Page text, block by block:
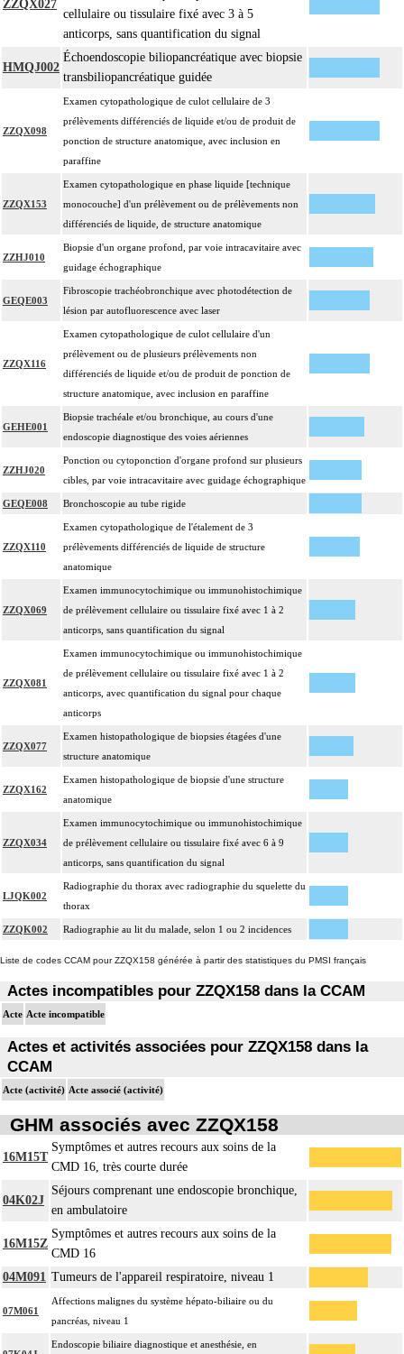
sans safran, avec ou sans photographie, l'interprétation, les éventuels
Avec ou sans : coloration spéciale
coupes sériées
empreinte par apposition cellulaire
écrasis cellulaire
Facturation :
un seul acte peut être facturé que l'exérèse soit monobloc ou en fragments non
différenciés par le préleveur, partielle ou totale, pour chaque structure
anatomique
Par organe profond, on entend : tout organe ou toute structure non vasculaire,
de localisation intrathoracique ou intraabdominale.
17
Par organe superficiel, on entend : tout organe ou toute structure non
vasculaire, en dehors de ces localisations.
17
Par cible, on entend : lésion individualisée à prélever, quel que soit le nombre
de ponctions ou de biopsies effectuées à son niveau.
ZZQX027
cellulaire ou tissulaire fixé avec 3 à 5
anticorps, sans quantification du signal
HMQJ002
Échoendoscopie biliopancréatique avec biopsie
transbiliopancréatique guidée
ZZQX098
Examen cytopathologique de culot cellulaire de 3
prélèvements différenciés de liquide et/ou de produit de
ponction de structure anatomique, avec inclusion en
paraffine
ZZQX153
Examen cytopathologique en phase liquide [technique
monocouche] d'un prélèvement ou de prélèvements non
différenciés de liquide, de structure anatomique
ZZHJ010
Biopsie d'un organe profond, par voie intracavitaire avec
guidage échographique
GEQE003
Fibroscopie trachéobronchique avec photodétection de
lésion par autofluorescence avec laser
ZZQX116
Examen cytopathologique de culot cellulaire d'un
prélèvement ou de plusieurs prélèvements non
différenciés de liquide et/ou de produit de ponction de
structure anatomique, avec inclusion en paraffine
GEHE001
Biopsie trachéale et/ou bronchique, au cours d'une
endoscopie diagnostique des voies aériennes
ZZHJ020
Ponction ou cytoponction d'organe profond sur plusieurs
cibles, par voie intracavitaire avec guidage échographique
GEQE008 Bronchoscopie au tube rigide
ZZQX110
Examen cytopathologique de l'étalement de 3
prélèvements différenciés de liquide de structure
anatomique
ZZQX069
Examen immunocytochimique ou immunohistochimique
de prélèvement cellulaire ou tissulaire fixé avec 1 à 2
anticorps, sans quantification du signal
ZZQX081
Examen immunocytochimique ou immunohistochimique
de prélèvement cellulaire ou tissulaire fixé avec 1 à 2
anticorps, avec quantification du signal pour chaque
anticorps
ZZQX077
Examen histopathologique de biopsies étagées d'une
structure anatomique
ZZQX162
Examen histopathologique de biopsie d'une structure
anatomique
ZZQX034
Examen immunocytochimique ou immunohistochimique
de prélèvement cellulaire ou tissulaire fixé avec 6 à 9
anticorps, sans quantification du signal
LJQK002
Radiographie du thorax avec radiographie du squelette du
thorax
ZZQK002 Radiographie au lit du malade, selon 1 ou 2 incidences
Liste de codes CCAM pour ZZQX158 générée à partir des statistiques du PMSI français
Actes incompatibles pour ZZQX158 dans la CCAM
Acte Acte incompatible
Actes et activités associées pour ZZQX158 dans la
CCAM
Acte (activité) Acte associé (activité)
GHM associés avec ZZQX158
16M15T
Symptômes et autres recours aux soins de la
CMD 16, très courte durée
04K02J
Séjours comprenant une endoscopie bronchique,
en ambulatoire
16M15Z
Symptômes et autres recours aux soins de la
CMD 16
04M091 Tumeurs de l'appareil respiratoire, niveau 1
07M061
Affections malignes du système hépato-biliaire ou du
pancréas, niveau 1
Endoscopie biliaire diagnostique et anesthésie, en